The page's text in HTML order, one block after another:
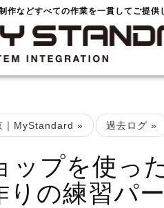
作などすべての作業を一貫してご提供
｜MyStandard » 過去ログ »
ップを使っ
りの練習パ